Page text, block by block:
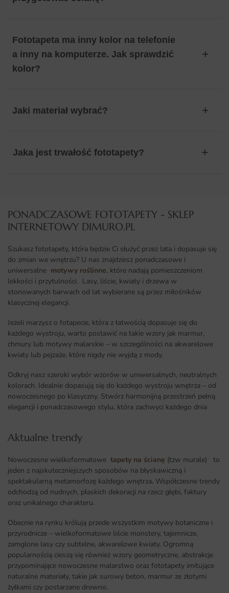
Fototapeta ma inny kolor na telefonie
a inny na komputerze. Jak sprawdzić
kolor?
Jaki materiał wybrać?
Jaka jest trwałość fototapety?
PONADCZASOWE FOTOTAPETY - SKLEP
INTERNETOWY DIMURO.PL​
Szukasz fototapety, która będzie Ci służyć przez lata i dopasuje się
do zmian we wnętrzu? U nas znajdziesz ponadczasowe i
uniwersalne motywy roślinne, które nadają pomieszczeniom
lekkości i przytulności. Lasy, liście, kwiaty i drzewa w
stonowanych barwach od lat wybierane są przez miłośników
klasycznej elegancji.
Jeżeli marzysz o fotapecie, która z łatwością dopasuje się do
każdego wystroju, warto postawić na takie wzory jak marmur,
chmury lub motywy malarskie – w szczególności na akwarelowe
kwiaty lub pejzaże, które nigdy nie wyjdą z mody.
Odkryj nasz szeroki wybór wzorów w uniwersalnych, neutralnych
kolorach. Idealnie dopasują się do każdego wystroju wnętrza – od
nowoczesnego po klasyczny. Stwórz harmonijną przestrzeń pełną
elegancji i ponadczasowego stylu, która zachwyci każdego dnia
Aktualne trendy​
Nowoczesne wielkoformatowe tapety na ścianę (tzw murale) to
jeden z najskuteczniejszych sposobów na błyskawiczną i
spektakularną metamorfozę każdego wnętrza. Współczesne trendy
odchodzą od nudnych, płaskich dekoracji na rzecz głębi, faktury
oraz unikalnego charakteru.
Obecnie na rynku królują przede wszystkim motywy botaniczne i
przyrodnicze – wielkoformatowe liście monstery, tajemnicze,
zamglone lasy czy subtelne, akwarelowe kwiaty. Ogromną
popularnością cieszą się również wzory geometryczne, abstrakcje
przypominające nowoczesne malarstwo oraz fototapety imitujące
naturalne materiały, takie jak surowy beton, marmur ze złotymi
żyłkami czy postarzane drewno.